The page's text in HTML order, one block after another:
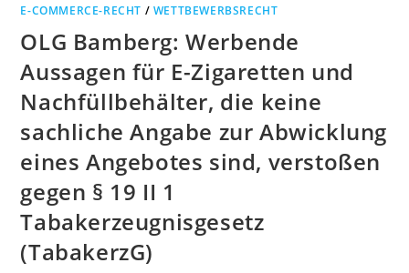
E-COMMERCE-RECHT / WETTBEWERBSRECHT
OLG Bamberg: Werbende
Aussagen für E-Zigaretten und
Nachfüllbehälter, die keine
sachliche Angabe zur Abwicklung
eines Angebotes sind, verstoßen
gegen § 19 II 1
Tabakerzeugnisgesetz
(TabakerzG)